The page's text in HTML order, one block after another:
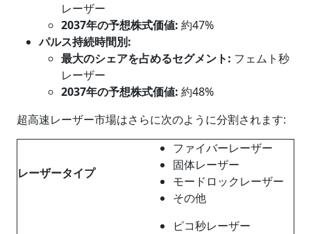
レーザー
2037年の予想株式価値: 約47%
パルス持続時間別:
最大のシェアを占めるセグメント: フェムト秒
レーザー
2037年の予想株式価値: 約48%
超高速レーザー市場はさらに次のように分割されます:
レーザータイプ
ファイバーレーザー
固体レーザー
モードロックレーザー
その他
ピコ秒レーザー